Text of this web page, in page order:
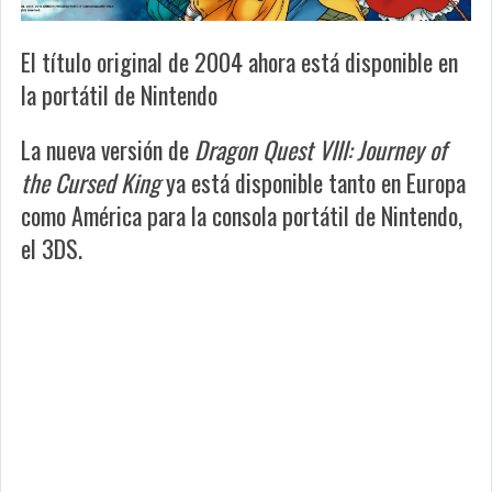
El título original de 2004 ahora está disponible en
la portátil de Nintendo
La nueva versión deDragon Quest VIII: Journey of
the Cursed Kingya está disponible tanto en Europa
como América para la consola portátil de Nintendo,
el 3DS.